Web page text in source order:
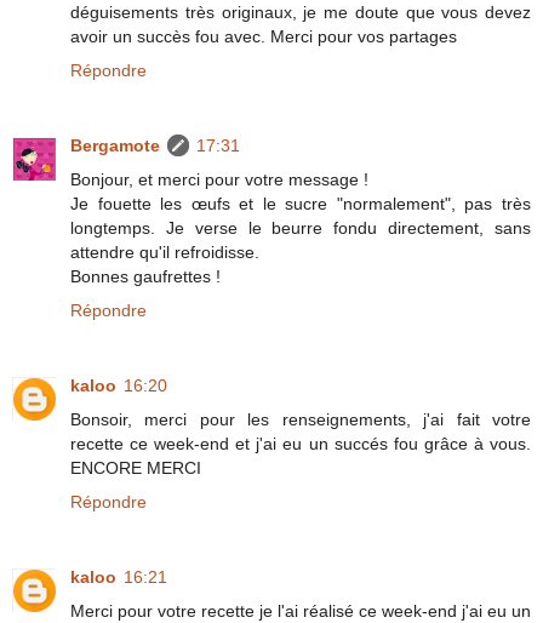
déguisements très originaux, je me doute que vous devez
avoir un succès fou avec. Merci pour vos partages
Répondre
Bergamote
17:31
Bonjour, et merci pour votre message !
Je fouette les œufs et le sucre "normalement", pas très
longtemps. Je verse le beurre fondu directement, sans
attendre qu'il refroidisse.
Bonnes gaufrettes !
Répondre
kaloo 16:20
Bonsoir, merci pour les renseignements, j'ai fait votre
recette ce week-end et j'ai eu un succés fou grâce à vous.
ENCORE MERCI
Répondre
kaloo 16:21
Merci pour votre recette je l'ai réalisé ce week-end j'ai eu un